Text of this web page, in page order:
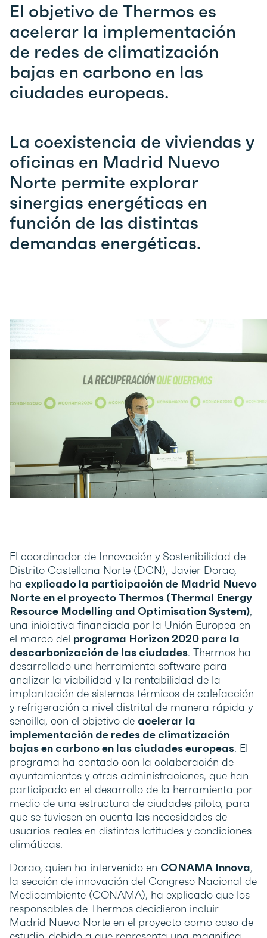
El objetivo de Thermos es
acelerar la implementación
de redes de climatización
bajas en carbono en las
ciudades europeas.
La coexistencia de viviendas y
oficinas en Madrid Nuevo
Norte permite explorar
sinergias energéticas en
función de las distintas
demandas energéticas.
El coordinador de Innovación y Sostenibilidad de
Distrito Castellana Norte (DCN), Javier Dorao,
ha explicado la participación de Madrid Nuevo
Norte en el proyecto Thermos (Thermal Energy
Resource Modelling and Optimisation System),
una iniciativa financiada por la Unión Europea en
el marco del programa Horizon 2020 para la
descarbonización de las ciudades. Thermos ha
desarrollado una herramienta software para
analizar la viabilidad y la rentabilidad de la
implantación de sistemas térmicos de calefacción
y refrigeración a nivel distrital de manera rápida y
sencilla, con el objetivo de acelerar la
implementación de redes de climatización
bajas en carbono en las ciudades europeas. El
programa ha contado con la colaboración de
ayuntamientos y otras administraciones, que han
participado en el desarrollo de la herramienta por
medio de una estructura de ciudades piloto, para
que se tuviesen en cuenta las necesidades de
usuarios reales en distintas latitudes y condiciones
climáticas.
Dorao, quien ha intervenido en CONAMA Innova,
la sección de innovación del Congreso Nacional de
Medioambiente (CONAMA), ha explicado que los
responsables de Thermos decidieron incluir
Madrid Nuevo Norte en el proyecto como caso de